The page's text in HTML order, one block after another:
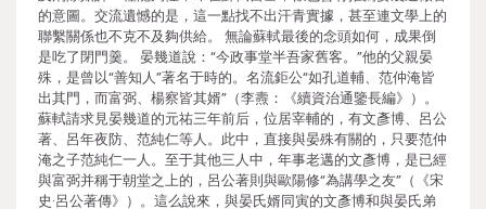
的意圖。交流遺憾的是，這一點找不出汗青實據，甚至連文學上的
聯繫關係也不克不及夠供給。 無論蘇軾最後的念頭如何，成果倒
是吃了閉門羹。 晏幾道說：“今政事堂半吾家舊客。”他的父親晏
殊，是曾以“善知人”著名于時的。名流鉅公“如孔道輔、范仲淹皆
出其門，而富弼、楊察皆其婿”（李燾：《續資治通鑒長編》）。
蘇軾請求見晏幾道的元祐三年前后，位居宰輔的，有文彥博、呂公
著、呂年夜防、范純仁等人。此中，直接與晏殊有關的，只要范仲
淹之子范純仁一人。至于其他三人中，年事老邁的文彥博，是已經
與富弼并稱于朝堂之上的，呂公著則與歐陽修“為講學之友”（《宋
史·呂公著傳》）。這么說來，與晏氏婿同寅的文彥博和與晏氏弟